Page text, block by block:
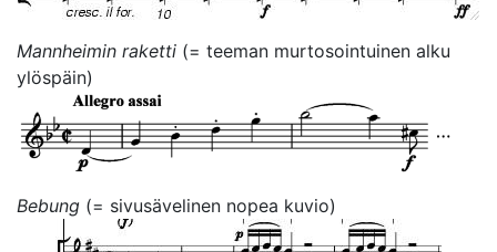
Mannheimin raketti (= teeman murtosointuinen alku
ylöspäin)
Bebung (= sivusävelinen nopea kuvio)